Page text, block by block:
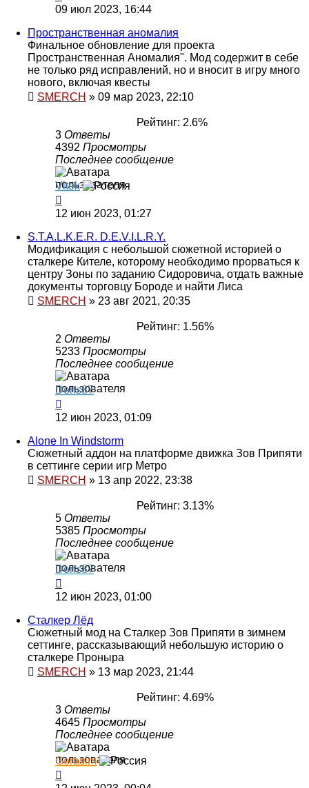
09 июл 2023, 16:44
Пространственная аномалия
Финальное обновление для проекта
Пространственная Аномалия". Мод содержит в себе
не только ряд исправлений, но и вносит в игру много
нового, включая квесты
SMERCH » 09 мар 2023, 22:10
Рейтинг: 2.6%
3 Ответы
4392 Просмотры
Последнее сообщение
Vitek
12 июн 2023, 01:27
S.T.A.L.K.E.R. D.E.V.I.L.R.Y.
Модификация с небольшой сюжетной историей о
сталкере Кителе, которому необходимо прорваться к
центру Зоны по заданию Сидоровича, отдать важные
документы торговцу Бороде и найти Лиса
SMERCH » 23 авг 2021, 20:35
Рейтинг: 1.56%
2 Ответы
5233 Просмотры
Последнее сообщение
Dens87
12 июн 2023, 01:09
Alone In Windstorm
Сюжетный аддон на платформе движка Зов Припяти
в сеттинге серии игр Метро
SMERCH » 13 апр 2022, 23:38
Рейтинг: 3.13%
5 Ответы
5385 Просмотры
Последнее сообщение
Dens87
12 июн 2023, 01:00
Сталкер Лёд
Сюжетный мод на Сталкер Зов Припяти в зимнем
сеттинге, рассказывающий небольшую историю о
сталкере Проныра
SMERCH » 13 мар 2023, 21:44
Рейтинг: 4.69%
3 Ответы
4645 Просмотры
Последнее сообщение
Gerasim